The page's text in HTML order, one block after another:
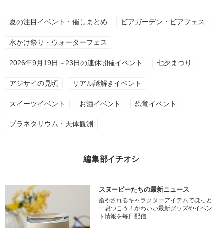
夏の注目イベント・催しまとめ ビアガーデン・ビアフェス
水かけ祭り・ウォーターフェス
2026年9月19日～23日の連休開催イベント 七夕まつり
アジサイの見頃 リアル謎解きイベント
スイーツイベント お酒イベント 恐竜イベント
プラネタリウム・天体観測
編集部イチオシ
スヌーピーたちの最新ニュース
癒やされるキャラクターアイテムでほっと
一息つこう！かわいい最新グッズやイベン
ト情報を毎日配信